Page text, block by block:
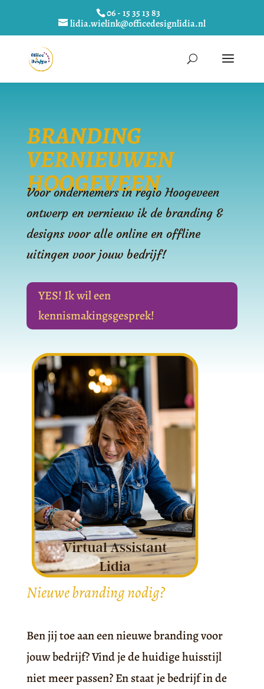
06 - 15 35 13 83
lidia.wielink@officedesignlidia.nl
BRANDING
VERNIEUWEN
HOOGEVEEN
Voor ondernemers in regio Hoogeveen
ontwerp en vernieuw ik de branding &
designs voor alle online en offline
uitingen voor jouw bedrijf!
YES! Ik wil een
kennismakingsgesprek!
Nieuwe branding nodig?
Ben jij toe aan een nieuwe branding voor
jouw bedrijf? Vind je de huidige huisstijl
niet meer passen? En staat je bedrijf in de